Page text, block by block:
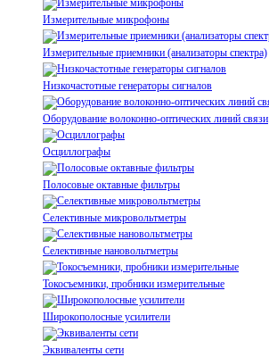
Измерительные микрофоны
Измерительные приемники (анализаторы спектра)
Низкочастотные генераторы сигналов
Оборудование волоконно-оптических линий связи
Осциллографы
Полосовые октавные фильтры
Селективные микровольтметры
Селективные нановольтметры
Токосъемники, пробники измерительные
Широкополосные усилители
Эквиваленты сети